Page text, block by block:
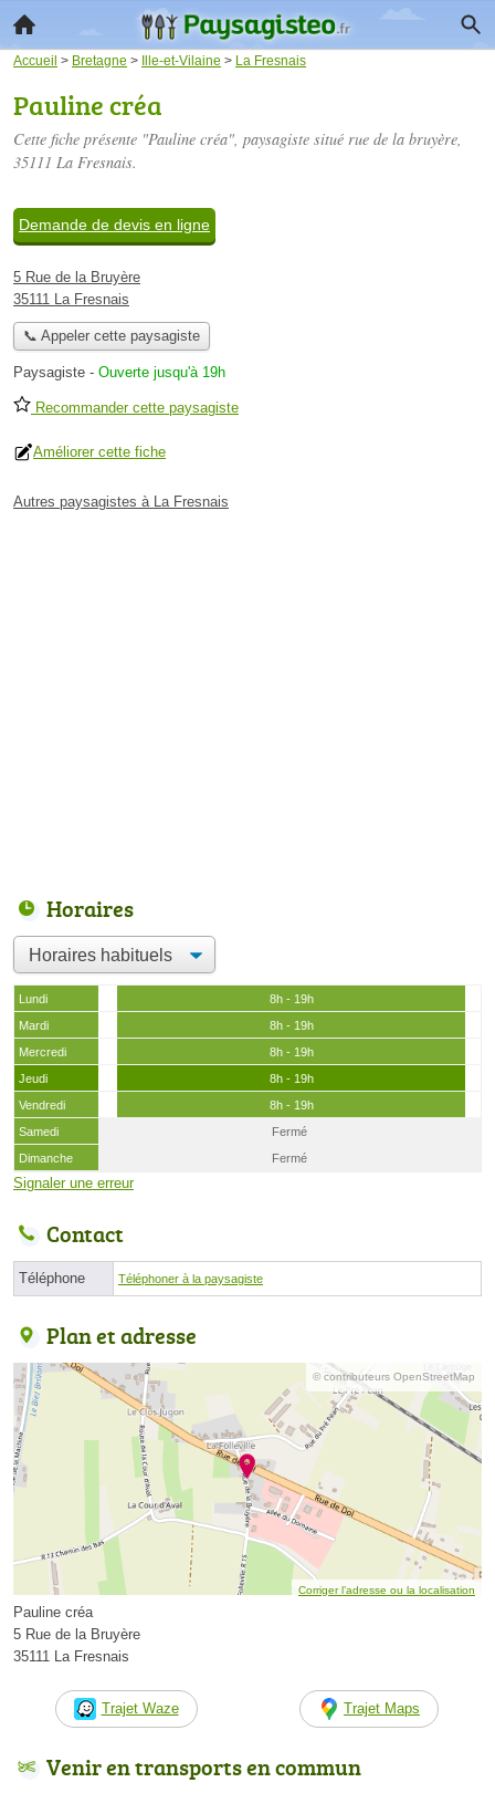
Accueil > Bretagne > Ille-et-Vilaine > La Fresnais
Pauline créa
Cette fiche présente "Pauline créa", paysagiste situé rue de la bruyère,
35111 La Fresnais.
Demande de devis en ligne
5 Rue de la Bruyère
35111 La Fresnais
📞 Appeler cette paysagiste
Paysagiste - Ouverte jusqu'à 19h
Recommander cette paysagiste
Améliorer cette fiche
Autres paysagistes à La Fresnais
Horaires
Lundi
8h - 19h
Mardi
8h - 19h
Mercredi
8h - 19h
Jeudi
8h - 19h
Vendredi
8h - 19h
Samedi
Fermé
Dimanche
Fermé
Signaler une erreur
Contact
Téléphone Téléphoner à la paysagiste
Plan et adresse
© contributeurs OpenStreetMap
Corriger l’adresse ou la localisation
Pauline créa
5 Rue de la Bruyère
35111 La Fresnais
Trajet Waze Trajet Maps
Venir en transports en commun